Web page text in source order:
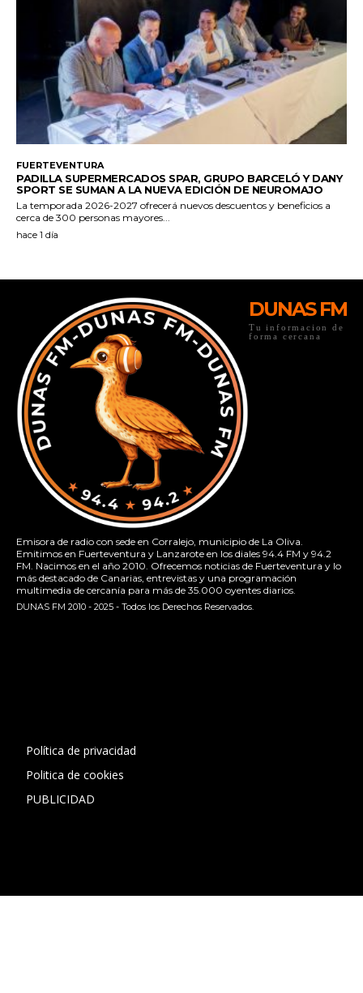
DUNAS FM
Tu informacion de
forma cercana
Emisora de radio con sede en Corralejo, municipio de La Oliva.
Emitimos en Fuerteventura y Lanzarote en los diales 94.4 FM y 94.2
FM. Nacimos en el año 2010. Ofrecemos noticias de Fuerteventura y lo
más destacado de Canarias, entrevistas y una programación
multimedia de cercanía para más de 35.000 oyentes diarios.
DUNAS FM 2010 - 2025 - Todos los Derechos Reservados.
Política de privacidad
Politica de cookies
PUBLICIDAD